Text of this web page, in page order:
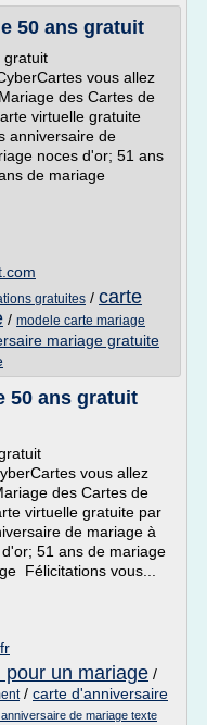
50 ans gratuit
gratuit
vous allez
des Cartes de
virtuelle gratuite
anniversaire de
noces d'or; 51 ans
de mariage
gratuites / carte
/ modele carte mariage
mariage gratuite
50 ans gratuit
vous allez
des Cartes de
virtuelle gratuite par
de mariage à
51 ans de mariage
Félicitations vous...
un mariage /
/ carte d'anniversaire
de mariage texte